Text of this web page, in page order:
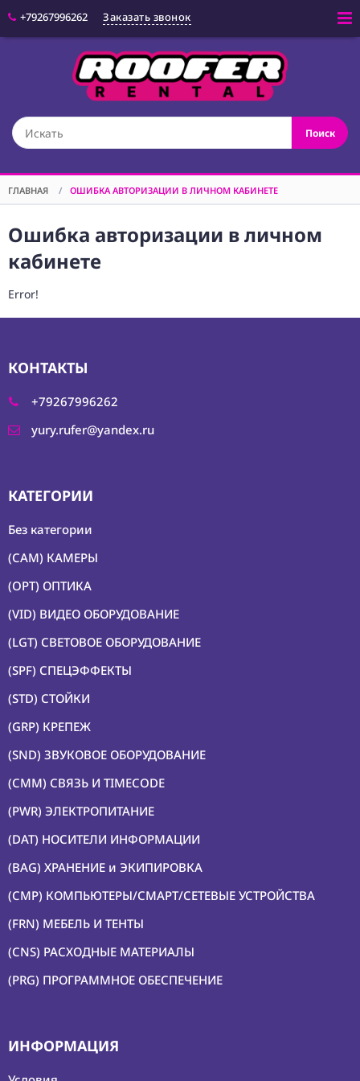
+79267996262 Заказать звонок
Поиск
(OPT) ОПТИКА
ОБОРУДОВАНИЕ
(LGT) СВЕТОВОЕ
(SPF)
СПЕЦЭФФЕКТЫ
(STD) СТОЙКИ
(GRP) КРЕПЕЖ
TIMECODE
(PWR)
ЭЛЕКТРОПИТАНИЕ
ЭКИПИРОВКА
(CMP)
КОМПЬЮТЕРЫ/
СМАРТ/СЕТЕВЫЕ
УСТРОЙСТВА
(FRN) МЕБЕЛЬ И
ТЕНТЫ
(CNS) РАСХОДНЫЕ
МАТЕРИАЛЫ
(PRG)
ПРОГРАММНОЕ
ОБЕСПЕЧЕНИЕ
Аренда
Постпродакшн
Специалисты
Условия
нас
Контакты
ГЛАВНАЯ / ОШИБКА АВТОРИЗАЦИИ В ЛИЧНОМ КАБИНЕТЕ
Ошибка авторизации в личном
кабинете
Error!
КОНТАКТЫ
+79267996262
yury.rufer@yandex.ru
КАТЕГОРИИ
Без категории
(CAM) КАМЕРЫ
(OPT) ОПТИКА
(VID) ВИДЕО ОБОРУДОВАНИЕ
(LGT) СВЕТОВОЕ ОБОРУДОВАНИЕ
(SPF) СПЕЦЭФФЕКТЫ
(STD) СТОЙКИ
(GRP) КРЕПЕЖ
(SND) ЗВУКОВОЕ ОБОРУДОВАНИЕ
(CMM) СВЯЗЬ И TIMECODE
(PWR) ЭЛЕКТРОПИТАНИЕ
(DAT) НОСИТЕЛИ ИНФОРМАЦИИ
(BAG) ХРАНЕНИЕ и ЭКИПИРОВКА
(CMP) КОМПЬЮТЕРЫ/СМАРТ/СЕТЕВЫЕ УСТРОЙСТВА
(FRN) МЕБЕЛЬ И ТЕНТЫ
(CNS) РАСХОДНЫЕ МАТЕРИАЛЫ
(PRG) ПРОГРАММНОЕ ОБЕСПЕЧЕНИЕ
ИНФОРМАЦИЯ